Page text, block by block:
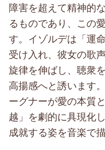
障害を超えて精神的
るものであり、この
す。イゾルデは「運
受け入れ、彼女の歌
旋律を伸ばし、聴衆
高揚感へと誘います
ーグナーが愛の本質
越」を劇的に具現化
成就する姿を音楽で